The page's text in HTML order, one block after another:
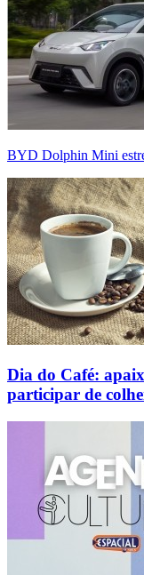
BYD Dolphin Mini
Dia do Café:
participar de